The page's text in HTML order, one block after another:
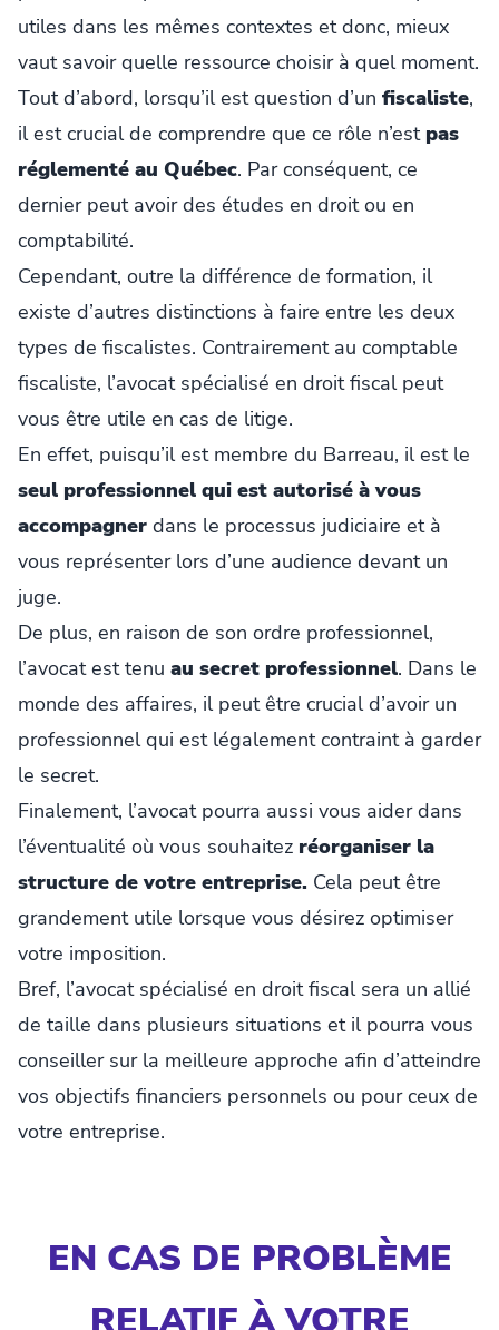
utiles dans les mêmes contextes et donc, mieux
vaut savoir quelle ressource choisir à quel moment.
Tout d’abord, lorsqu’il est question d’un fiscaliste,
il est crucial de comprendre que ce rôle n’est pas
réglementé au Québec. Par conséquent, ce
dernier peut avoir des études en droit ou en
comptabilité.
Cependant, outre la différence de formation, il
existe d’autres distinctions à faire entre les deux
types de fiscalistes. Contrairement au comptable
fiscaliste, l’avocat spécialisé en droit fiscal peut
vous être utile en cas de litige.
En effet, puisqu’il est membre du Barreau, il est le
seul professionnel qui est autorisé à vous
accompagner dans le processus judiciaire et à
vous représenter lors d’une audience devant un
juge.
De plus, en raison de son ordre professionnel,
l’avocat est tenu au secret professionnel. Dans le
monde des affaires, il peut être crucial d’avoir un
professionnel qui est légalement contraint à garder
le secret.
Finalement, l’avocat pourra aussi vous aider dans
l’éventualité où vous souhaitez réorganiser la
structure de votre entreprise. Cela peut être
grandement utile lorsque vous désirez optimiser
votre imposition.
Bref, l’avocat spécialisé en droit fiscal sera un allié
de taille dans plusieurs situations et il pourra vous
conseiller sur la meilleure approche afin d’atteindre
vos objectifs financiers personnels ou pour ceux de
votre entreprise.
EN CAS DE PROBLÈME